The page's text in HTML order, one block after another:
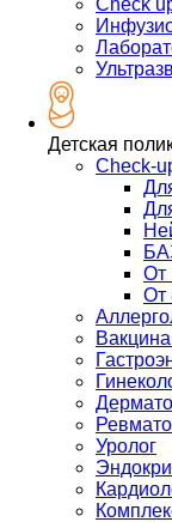
Check
Детская
Check-
От
От
Уролог